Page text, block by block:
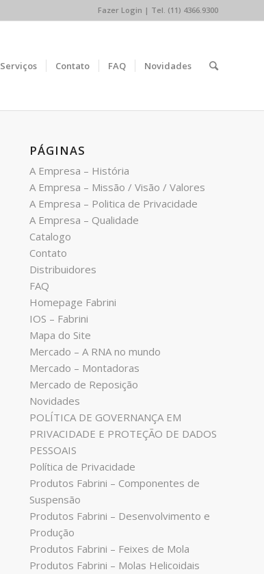
Fazer Login | Tel. (11) 4366.9300
Serviços Contato FAQ Novidades
PÁGINAS
A Empresa – História
A Empresa – Missão / Visão / Valores
A Empresa – Politica de Privacidade
A Empresa – Qualidade
Catalogo
Contato
Distribuidores
FAQ
Homepage Fabrini
IOS – Fabrini
Mapa do Site
Mercado – A RNA no mundo
Mercado – Montadoras
Mercado de Reposição
Novidades
POLÍTICA DE GOVERNANÇA EM
PRIVACIDADE E PROTEÇÃO DE DADOS
PESSOAIS
Política de Privacidade
Produtos Fabrini – Componentes de
Suspensão
Produtos Fabrini – Desenvolvimento e
Produção
Produtos Fabrini – Feixes de Mola
Produtos Fabrini – Molas Helicoidais